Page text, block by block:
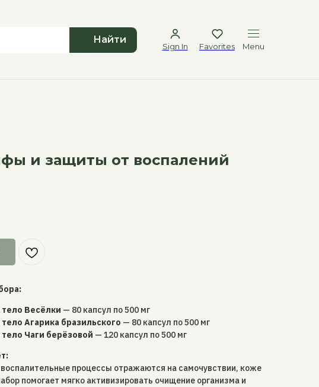
Найти
Sign In Favorites Menu
и защиты от воспалений
Весёлки — 80 капсул по 500 мг
Агарика бразильского — 80 капсул по 500 мг
Чаги берёзовой — 120 капсул по 500 мг
процессы отражаются на самочувствии, коже
помогает мягко активизировать очищение организма и